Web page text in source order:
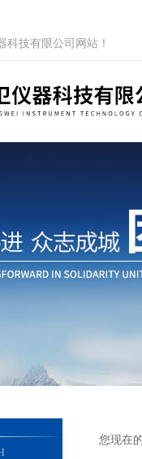
科技有限公司网站！
您现在